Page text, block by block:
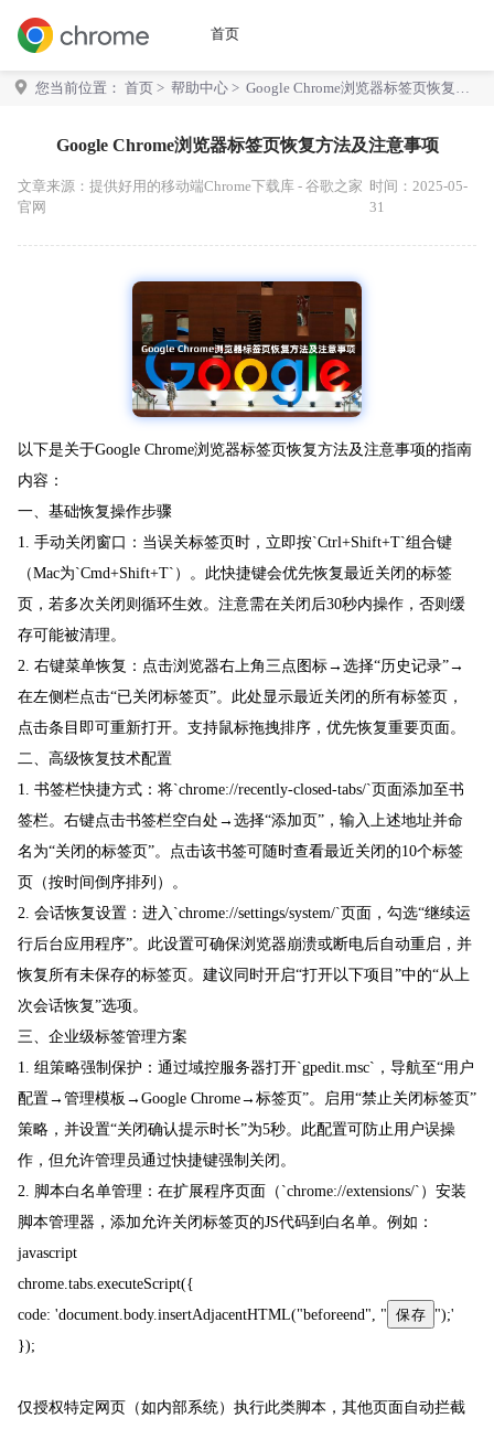
首页
您当前位置： 首页 > 帮助中心 > Google Chrome浏览器标签页恢复方
Google Chrome浏览器标签页恢复方法及注意事项
文章来源： 提供好用的移动端Chrome下载库 - 谷歌之家
官网
时间：2025-05-
31
以下是关于Google Chrome浏览器标签页恢复方法及注意事项的指南
内容：
一、基础恢复操作步骤
1. 手动关闭窗口：当误关标签页时，立即按`Ctrl+Shift+T`组合键
（Mac为`Cmd+Shift+T`）。此快捷键会优先恢复最近关闭的标签
页，若多次关闭则循环生效。注意需在关闭后30秒内操作，否则缓
存可能被清理。
2. 右键菜单恢复：点击浏览器右上角三点图标→选择“历史记录”→
在左侧栏点击“已关闭标签页”。此处显示最近关闭的所有标签页，
点击条目即可重新打开。支持鼠标拖拽排序，优先恢复重要页面。
二、高级恢复技术配置
1. 书签栏快捷方式：将`chrome://recently-closed-tabs/`页面添加至书
签栏。右键点击书签栏空白处→选择“添加页”，输入上述地址并命
名为“关闭的标签页”。点击该书签可随时查看最近关闭的10个标签
页（按时间倒序排列）。
2. 会话恢复设置：进入`chrome://settings/system/`页面，勾选“继续运
行后台应用程序”。此设置可确保浏览器崩溃或断电后自动重启，并
恢复所有未保存的标签页。建议同时开启“打开以下项目”中的“从上
次会话恢复”选项。
三、企业级标签管理方案
1. 组策略强制保护：通过域控服务器打开`gpedit.msc`，导航至“用户
配置→管理模板→Google Chrome→标签页”。启用“禁止关闭标签页”
策略，并设置“关闭确认提示时长”为5秒。此配置可防止用户误操
作，但允许管理员通过快捷键强制关闭。
2. 脚本白名单管理：在扩展程序页面（`chrome://extensions/`）安装
脚本管理器，添加允许关闭标签页的JS代码到白名单。例如：
javascript
chrome.tabs.executeScript({
code: 'document.body.insertAdjacentHTML("beforeend", " 保存 ");'
});
仅授权特定网页（如内部系统）执行此类脚本，其他页面自动拦截